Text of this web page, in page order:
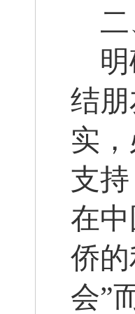
结
实
支
在
侨
会”